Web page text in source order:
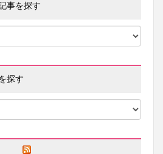
事を探す
探す